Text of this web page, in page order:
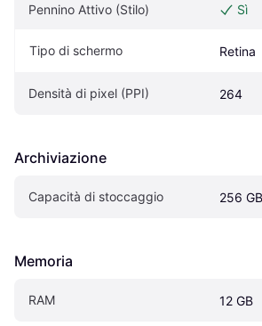
Pennino Attivo (Stilo) Sì
Tipo di schermo Retina
Densità di pixel (PPI) 264
Archiviazione
Capacità di stoccaggio 256 GB
Memoria
RAM 12 GB